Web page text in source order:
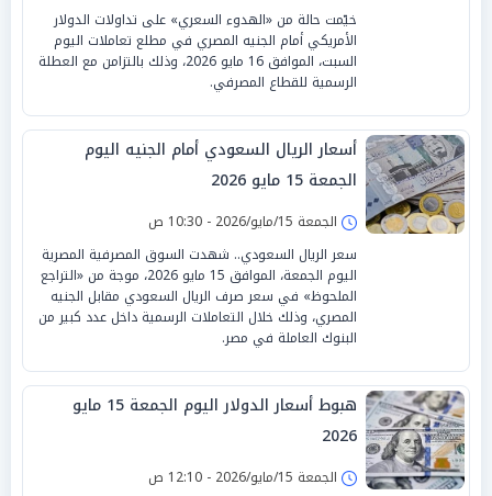
خيّمت حالة من «الهدوء السعري» على تداولات الدولار
الأمريكي أمام الجنيه المصري في مطلع تعاملات اليوم
السبت، الموافق 16 مايو 2026، وذلك بالتزامن مع العطلة
الرسمية للقطاع المصرفي.
أسعار الريال السعودي أمام الجنيه اليوم
الجمعة 15 مايو 2026
الجمعة 15/مايو/2026 - 10:30 ص
سعر الريال السعودي.. شهدت السوق المصرفية المصرية
اليوم الجمعة، الموافق 15 مايو 2026، موجة من «التراجع
الملحوظ» في سعر صرف الريال السعودي مقابل الجنيه
المصري، وذلك خلال التعاملات الرسمية داخل عدد كبير من
البنوك العاملة في مصر.
هبوط أسعار الدولار اليوم الجمعة 15 مايو
2026
الجمعة 15/مايو/2026 - 12:10 ص